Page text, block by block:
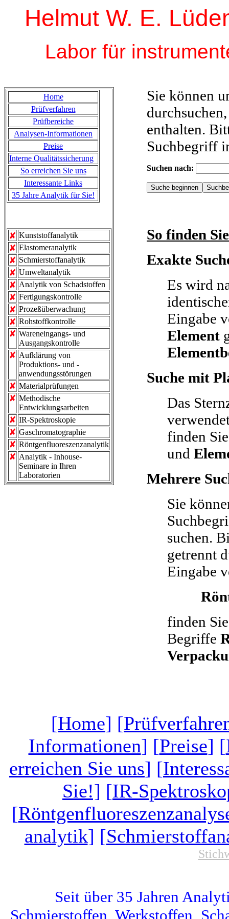
Helmut W. E.
Labor für
Home
Prüfverfahren
Prüfbereiche
Analysen-Informationen
Preise
Interne Qualitätssicherung
So erreichen Sie uns
Interessante Links
35 Jahre Analytik für Sie!
Kunststoffanalytik
Elastomeranalytik
Schmierstoffanalytik
Umweltanalytik
Analytik von Schadstoffen
Fertigungskontrolle
Prozeßüberwachung
Rohstoffkontrolle
Wareneingangs- und
Ausgangskontrolle
Aufklärung von
Produktions- und -
anwendungsstörungen
Materialprüfungen
Methodische
Entwicklungsarbeiten
IR-Spektroskopie
Gaschromatographie
Röntgenfluoreszenzanalytik
Analytik - Inhouse-
Seminare in Ihren
Laboratorien
Sie können
enthalten.
Suchbegriff
Suchen nach:
So finden
Exakte
Es wird
Eingabe
Element
Suche mit
Das
finden
und
Mehrere
Sie
suchen.
getrennt
Eingabe
finden
Begriffe
[Home] [
Informationen] [Preise] [
erreichen Sie uns] [
Sie!] [IR-
[
analytik] [
Seit über 35 Jahren
Schmierstoffen, Werkstoffen,